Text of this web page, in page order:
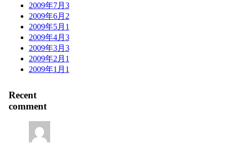
2009年7月 3
2009年6月 2
2009年5月 1
2009年4月 3
2009年3月 3
2009年2月 1
2009年1月 1
Recent
comment